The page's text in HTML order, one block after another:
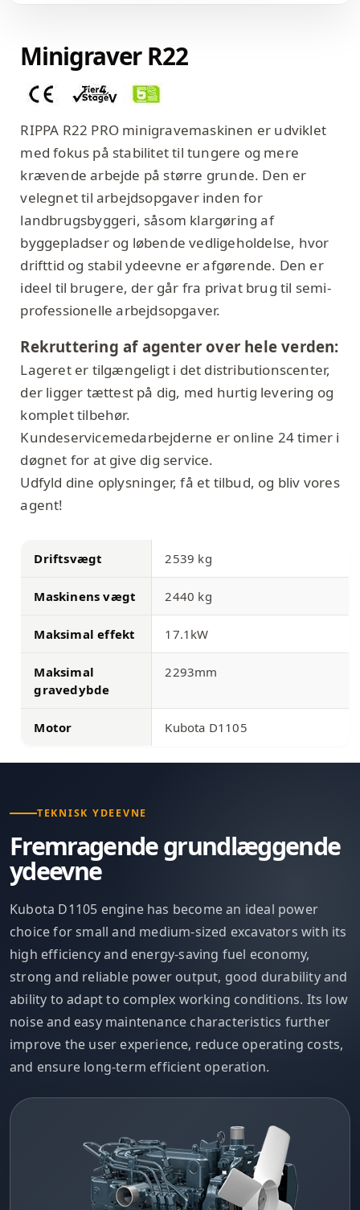
Minigraver R22
RIPPA R22 PRO minigravemaskinen er udviklet
med fokus på stabilitet til tungere og mere
krævende arbejde på større grunde. Den er
velegnet til arbejdsopgaver inden for
landbrugsbyggeri, såsom klargøring af
byggepladser og løbende vedligeholdelse, hvor
drifttid og stabil ydeevne er afgørende. Den er
ideel til brugere, der går fra privat brug til semi-
professionelle arbejdsopgaver.
Rekruttering af agenter over hele verden:
Lageret er tilgængeligt i det distributionscenter,
der ligger tættest på dig, med hurtig levering og
komplet tilbehør.
Kundeservicemedarbejderne er online 24 timer i
døgnet for at give dig service.
Udfyld dine oplysninger, få et tilbud, og bliv vores
agent!
Driftsvægt 2539 kg
Maskinens vægt 2440 kg
Maksimal effekt 17.1kW
Maksimal
gravedybde
2293mm
Motor Kubota D1105
TEKNISK YDEEVNE
Fremragende grundlæggende
ydeevne
Kubota D1105 engine has become an ideal power
choice for small and medium-sized excavators with its
high efficiency and energy-saving fuel economy,
strong and reliable power output, good durability and
ability to adapt to complex working conditions. Its low
noise and easy maintenance characteristics further
improve the user experience, reduce operating costs,
and ensure long-term efficient operation.